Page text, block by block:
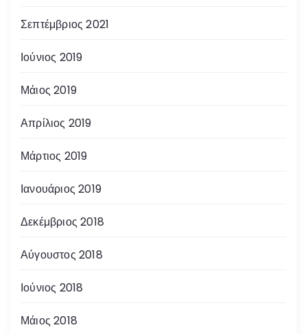
Σεπτέμβριος 2021
Ιούνιος 2019
Μάιος 2019
Απρίλιος 2019
Μάρτιος 2019
Ιανουάριος 2019
Δεκέμβριος 2018
Αύγουστος 2018
Ιούνιος 2018
Μάιος 2018